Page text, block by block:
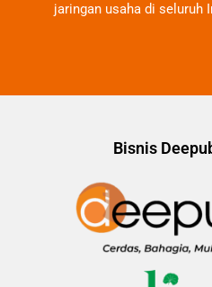
jaringan usaha di seluruh
Bisnis